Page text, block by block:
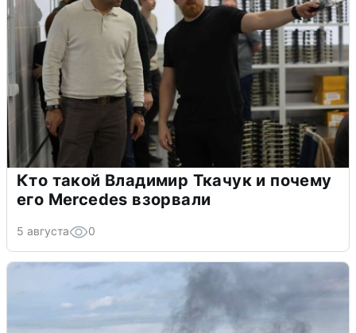
Кто такой Владимир Ткачук и почему
его Mercedes взорвали
5 августа 0